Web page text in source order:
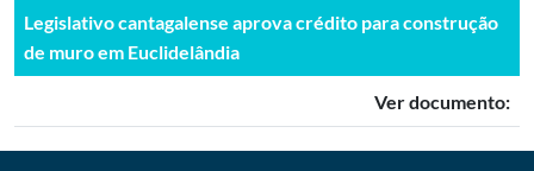
Legislativo cantagalense aprova crédito para construção
de muro em Euclidelândia
Ver documento: